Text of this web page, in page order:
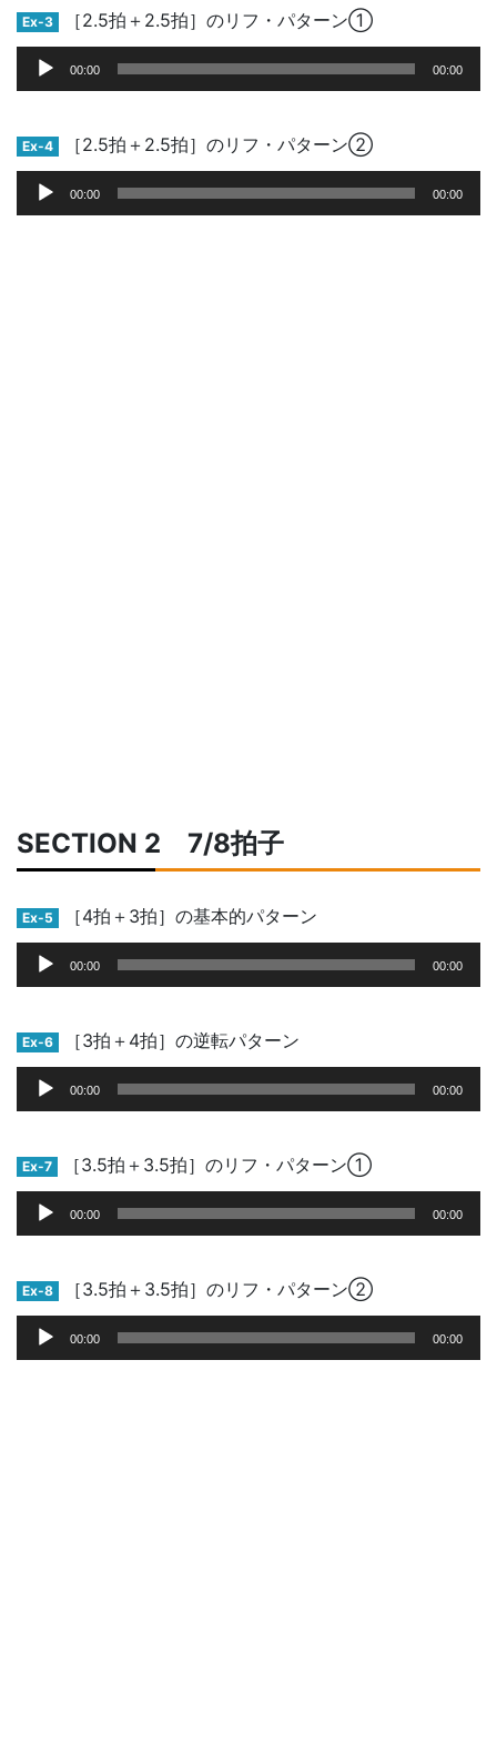
レ
ー
ー
Ex-3
［2.5拍＋2.5拍］のリフ・パターン①
声
レ
ー
ー
00:00 00:00
Ex-4
［2.5拍＋2.5拍］のリフ・パターン②
声
00:00 00:00
SECTION 2 7/8拍子
Ex-5
［4拍＋3拍］の基本的パターン
声
レ
ー
ー
00:00 00:00
Ex-6
［3拍＋4拍］の逆転パターン
声
レ
ー
ー
00:00 00:00
Ex-7
［3.5拍＋3.5拍］のリフ・パターン①
声
レ
ー
ー
00:00 00:00
Ex-8
［3.5拍＋3.5拍］のリフ・パターン②
声
00:00 00:00